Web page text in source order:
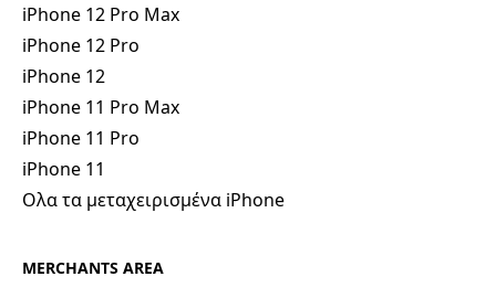
iPhone 12 Pro Max
iPhone 12 Pro
iPhone 12
iPhone 11 Pro Max
iPhone 11 Pro
iPhone 11
Ολα τα μεταχειρισμένα iPhone
MERCHANTS AREA